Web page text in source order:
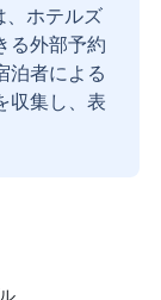
、ホテルズ
る外部予約
泊者による
収集し、表